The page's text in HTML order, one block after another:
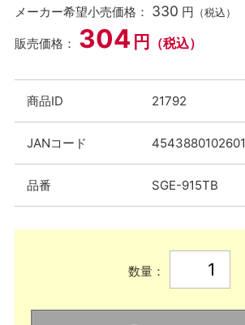
メーカー希望小売価格： 330 円 （税込）
販売価格： 304 円 （税込）
商品ID 21792
JANコード 4543880102601
品番 SGE-915TB
数量：